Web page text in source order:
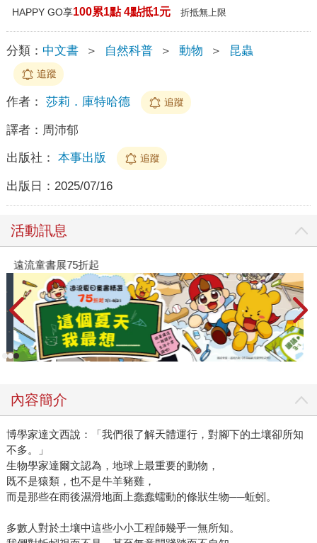
HAPPY GO享100累1點 4點抵1元 折抵無上限
分類： 中文書 ＞ 自然科普 ＞ 動物 ＞ 昆蟲
追蹤
作者： 莎莉．庫特哈德 追蹤
譯者： 周沛郁
出版社： 本事出版 追蹤
出版日： 2025/07/16
活動訊息
遠流童書展75折起
內容簡介
博學家達文西說：「我們很了解天體運行，對腳下的土壤卻所知
不多。」
生物學家達爾文認為，地球上最重要的動物，
既不是猿類，也不是牛羊豬雞，
而是那些在雨後濕滑地面上蠢蠢蠕動的條狀生物──蚯蚓。
多數人對於土壤中這些小小工程師幾乎一無所知。